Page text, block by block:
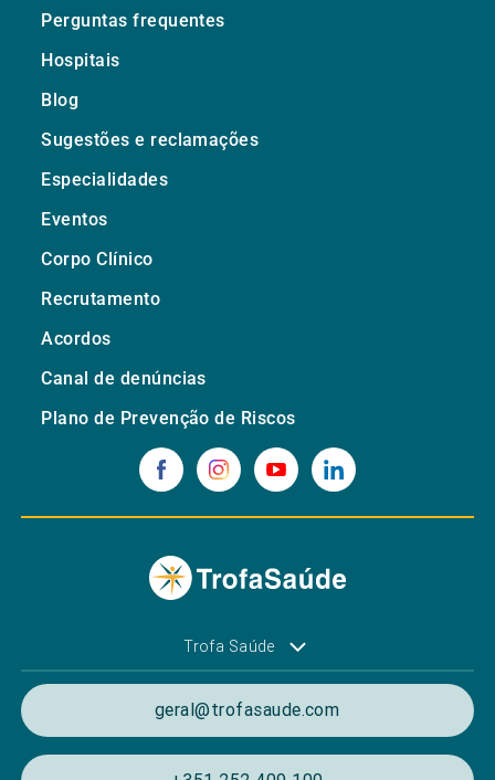
Perguntas frequentes
Hospitais
Blog
Sugestões e reclamações
Especialidades
Eventos
Corpo Clínico
Recrutamento
Acordos
Canal de denúncias
Plano de Prevenção de Riscos
Trofa Saúde
geral@trofasaude.com